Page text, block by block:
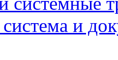
и